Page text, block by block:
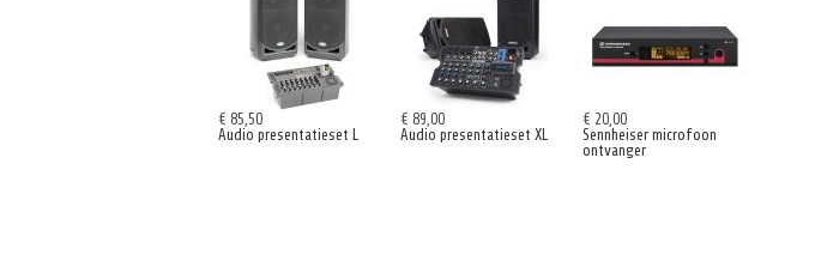
€ 85,50
Audio presentatieset L
€ 89,00
Audio presentatieset XL
€ 20,00
Sennheiser microfoon
ontvanger